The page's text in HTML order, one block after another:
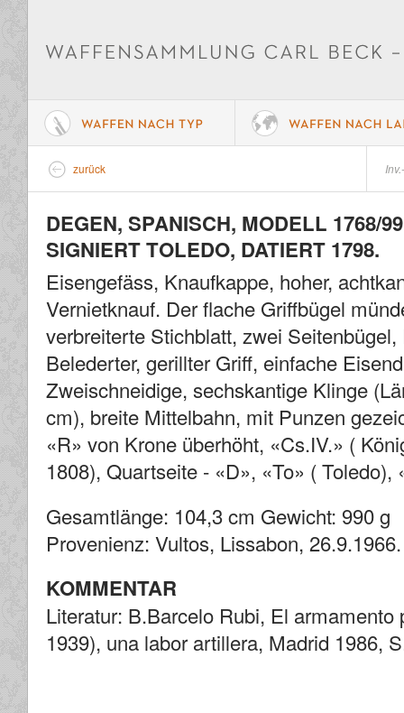
zurück
DEGEN, SPANISCH, MODELL 1768/
SIGNIERT TOLEDO, DATIERT 1798.
Eisengefäss, Knaufkappe, hoher,
Vernietknauf. Der flache Griffbügel
verbreiterte Stichblatt, zwei
Belederter, gerillter Griff, einfache
Zweischneidige, sechskantige Klinge
cm), breite Mittelbahn, mit Punzen
«R» von Krone überhöht, «Cs.IV.» (
1808), Quartseite - «D», «To» ( Toledo),
Gesamtlänge: 104,3 cm Gewicht: 990 g
Provenienz: Vultos, Lissabon, 26.9.1966.
KOMMENTAR
Literatur: B.Barcelo Rubi, El armamento
1939), una labor artillera, Madrid 1986,